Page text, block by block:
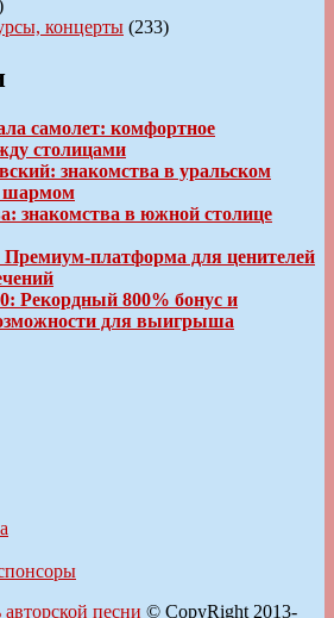
концерты (233)
самолет: комфортное
столицами
знакомства в уральском
шармом
знакомства в южной столице
платформа для ценителей
Рекордный 800% бонус и
для выигрыша
песни © CopyRight 2013-